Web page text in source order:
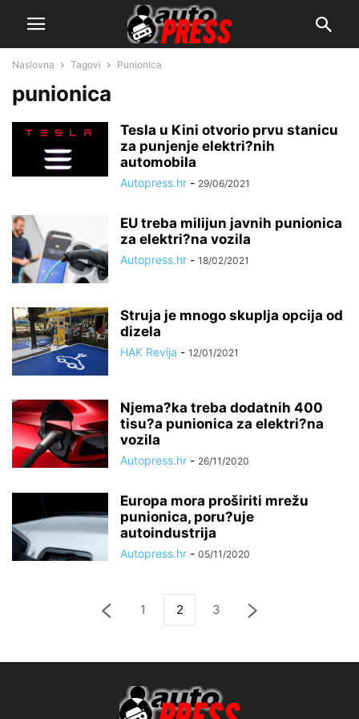
Naslovna Tagovi Punionica
punionica
Tesla u Kini otvorio prvu stanicu
za punjenje elektri?nih
automobila
Autopress.hr - 29/06/2021
EU treba milijun javnih punionica
za elektri?na vozila
Autopress.hr - 18/02/2021
Struja je mnogo skuplja opcija od
dizela
HAK Revija - 12/01/2021
Njema?ka treba dodatnih 400
tisu?a punionica za elektri?na
vozila
Autopress.hr - 26/11/2020
Europa mora proširiti mrežu
punionica, poru?uje
autoindustrija
Autopress.hr - 05/11/2020
1 2 3